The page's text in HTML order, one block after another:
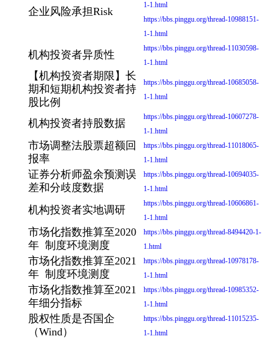
企业风险承担Risk
1-1.html
https://bbs.pinggu.org/thread-10988151-
1-1.html
机构投资者异质性
https://bbs.pinggu.org/thread-11030598-
1-1.html
【机构投资者期限】长
期和短期机构投资者持
股比例
https://bbs.pinggu.org/thread-10685058-
1-1.html
机构投资者持股数据
https://bbs.pinggu.org/thread-10607278-
1-1.html
市场调整法股票超额回
报率
https://bbs.pinggu.org/thread-11018065-
1-1.html
证券分析师盈余预测误
差和分歧度数据
https://bbs.pinggu.org/thread-10694035-
1-1.html
机构投资者实地调研
https://bbs.pinggu.org/thread-10606861-
1-1.html
市场化指数推算至2020
年 制度环境测度
https://bbs.pinggu.org/thread-8494420-1-
1.html
市场化指数推算至2021
年 制度环境测度
https://bbs.pinggu.org/thread-10978178-
1-1.html
市场化指数推算至2021
年细分指标
https://bbs.pinggu.org/thread-10985352-
1-1.html
股权性质是否国企
（Wind）
https://bbs.pinggu.org/thread-11015235-
1-1.html